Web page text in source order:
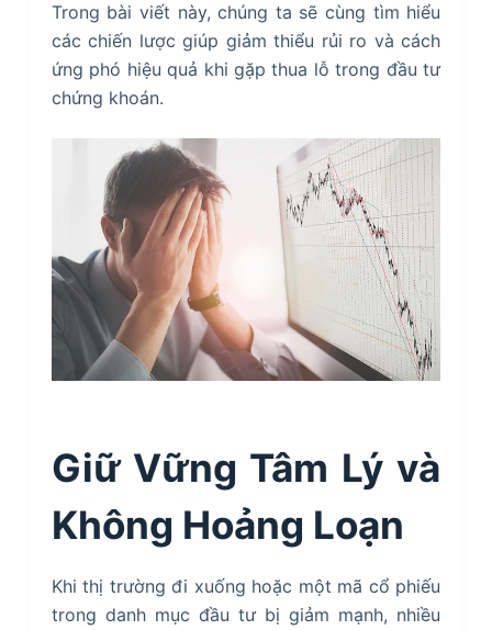
Trong bài viết này, chúng ta sẽ cùng tìm hiểu
các chiến lược giúp giảm thiểu rủi ro và cách
ứng phó hiệu quả khi gặp thua lỗ trong đầu tư
chứng khoán.
Giữ Vững Tâm Lý và
Không Hoảng Loạn
Khi thị trường đi xuống hoặc một mã cổ phiếu
trong danh mục đầu tư bị giảm mạnh, nhiều